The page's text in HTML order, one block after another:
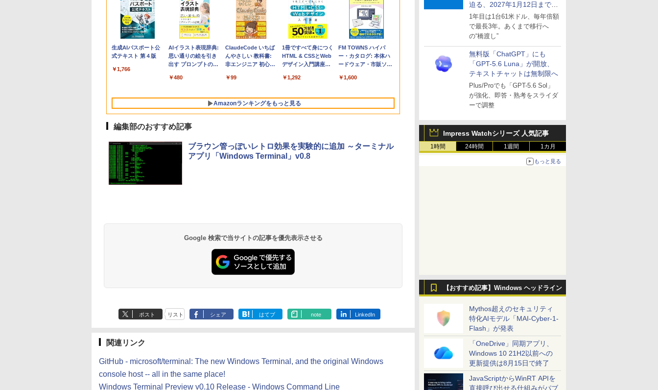
迫る、2027年1月12日まで
～ESUは9月1日から販売
1年目は1台61米ドル、毎年倍額
で最長3年。あくまで移行へ
の“橋渡し”
無料版「ChatGPT」にも
「GPT-5.6 Luna」が開放、
テキストチャットは無制限へ
Plus/Proでも「GPT-5.6 Sol」
が強化、即答・熟考をスライダ
ーで調整
Impress Watchシリーズ 人気記事
1時間 24時間 1週間 1カ月
もっと見る
【おすすめ記事】Windows ヘッドライン
Mythos超えのセキュリティ
特化AIモデル「MAI-Cyber-1-
Flash」が発表
「OneDrive」同期アプリ、
Windows 10 21H2以前への
更新提供は8月15日で終了
JavaScriptからWinRT APIを
直接呼び出せる仕組みがパブ
Apple 2026
MacBook Neo A18
ンチノートブック：
Retinaディスプレ
512GB SSD、1080p
FaceTime HDカメ
ラ、Touch ID - イン
AppleCare+ for 13イ
ンチMacBook
Neo(A18 Pro)|ダウン
ロード版
tomtoc 360°保護
15.6 16インチ パソコ
ンケース Dell NEC
dynabook Lenovo
￥2,952
Apple 2026
MacBook Air M5チ
ップ搭載13インチノ
Apple Intelligence、
Retinaディスプレ
イ、16GBユニファイ
ドメモリ、1TB SSD
ド、Touch ID - シル
バー
￥261,414
【Amazon.co.jp限
定】 HP ノートパソ
コン 15-fd 15.6イン
512GB SSD インテ
￥129,800
FMV ノートパソコン
WE1-K3 (MS 365
Personal/Copilotキー
型/Core i5/16GB/SSD
FMVWK3E15W_AZ
￥139,880
Robloxギフトカード
- 800 Robux 【限定
を含む】 【オンライ
インコード版
Microsoft Office
Home & Business
2024(最新 永続版)|オ
版|Windows11、
￥39,582
Robloxギフトカード
- 2,000 Robux 【限
定バーチャルアイテ
インゲームコード】
ラインコード版
￥3,200
Robloxギフトカード
- 1000 Robux 【限定
バーチャルアイテム
ンゲームコード】 ロ
ンコード版
￥1,600
Windows版 |
Minecraft (マインクラ
フト): Java & Bedrock
ード版
￥3,600
生成AIパスポート公
式テキスト 第４版
￥1,766
AIイラスト表現辞典:
思い通りの絵を引き
出す プロンプトの言
ズ (はぴーイラスト
￥480
ClaudeCode いちば
んやさしい 教科書:
非エンジニア 初心者
マニュアル AI副業に
もKindle出版にも！
非エンジニアのため
のAIコーディング入
￥99
1冊ですべて身につく
HTML & CSSとWeb
デザイン入門講座
￥1,292
FM TOWNS ハイパ
ー・カタログ: 本体ハ
ードウェア・市販ソフ
トリストと最新エミュ
￥1,600
Amazonランキングをもっと見る
続バッテリー、6イン
書籍リーダー、ブラ
ック、16GB、広告な
￥16,980
るさ自動調整、色調
持続バッテリー、広
告なし、メタリック
ブラック
￥27,980
レイ、色調調節ライ
ッテリー、広告無
し、ブラック (2025
年発売)
￥31,980
編集部のおすすめ記事
ブラウン管っぽいレトロ効果を実験的に追加 ～ターミナル
アプリ「Windows Terminal」v0.8
Google 検索で当サイトの記事を優先表示させる
ポスト リスト シェア はてブ note LinkedIn
関連リンク
GitHub - microsoft/terminal: The new Windows Terminal, and the original Windows
console host -- all in the same place!
Windows Terminal Preview v0.10 Release - Windows Command Line